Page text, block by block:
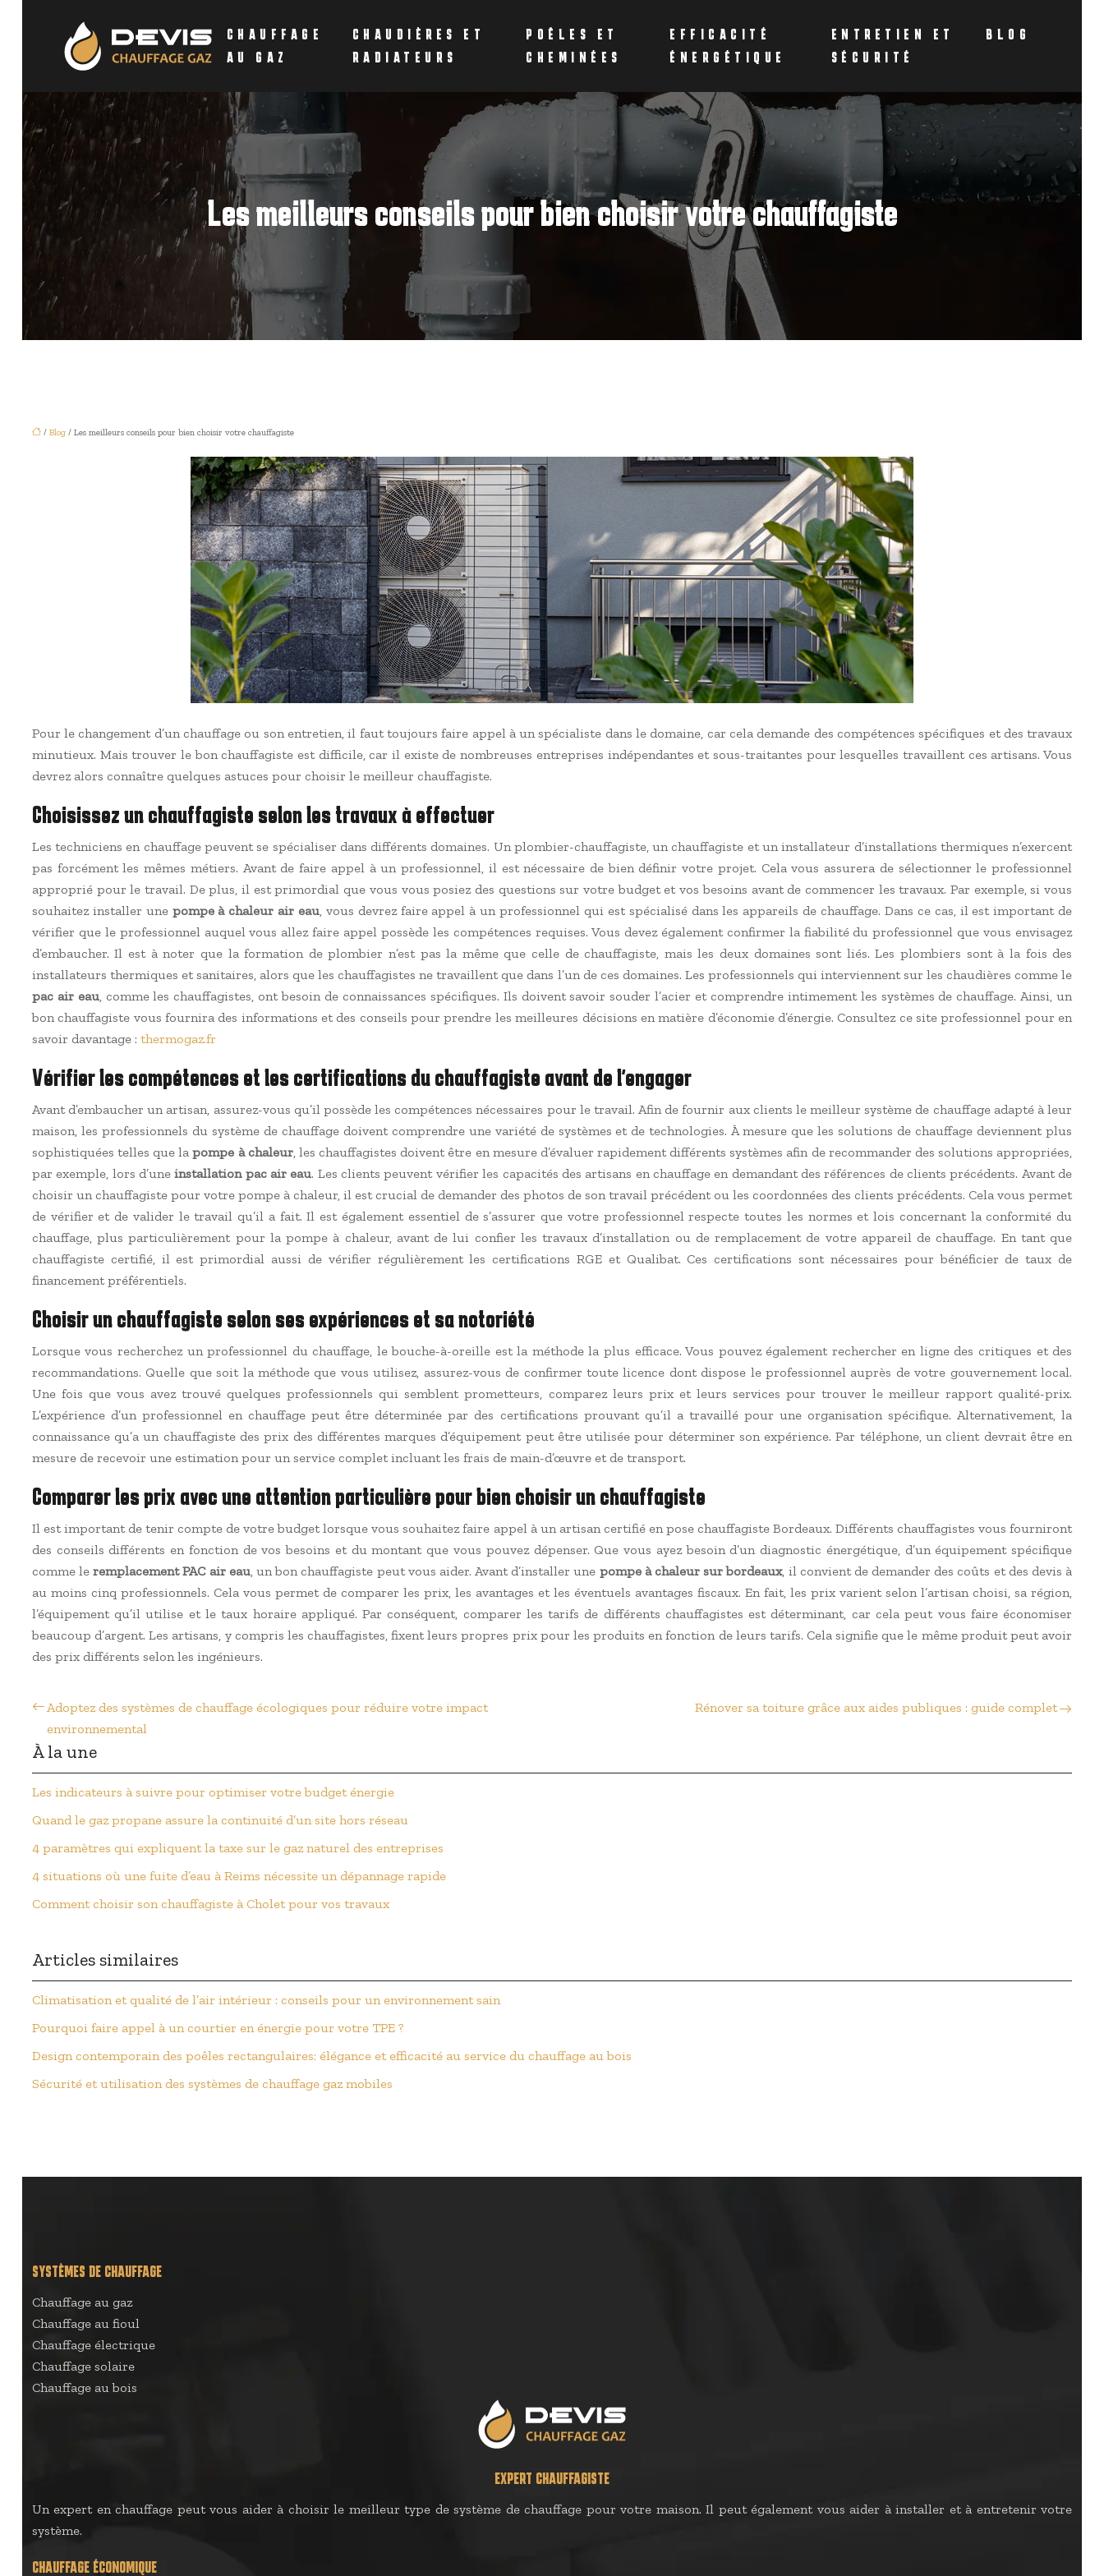
CHAUFFAGE
AU GAZ
CHAUDIÈRES ET
RADIATEURS
POÊLES ET
CHEMINÉES
EFFICACITÉ
ÉNERGÉTIQUE
ENTRETIEN ET
SÉCURITÉ
BLOG
Les meilleurs conseils pour bien choisir votre chauffagiste
/ Blog/ Les meilleurs conseils pour bien choisir votre chauffagiste
Pour le changement d’un chauffage ou son entretien, il faut toujours faire appel à un spécialiste dans le domaine, car cela demande des compétences spécifiques et des travaux
minutieux. Mais trouver le bon chauffagiste est difficile, car il existe de nombreuses entreprises indépendantes et sous-traitantes pour lesquelles travaillent ces artisans. Vous
devrez alors connaître quelques astuces pour choisir le meilleur chauffagiste.
Choisissez un chauffagiste selon les travaux à effectuer
Les techniciens en chauffage peuvent se spécialiser dans différents domaines. Un plombier-chauffagiste, un chauffagiste et un installateur d’installations thermiques n’exercent
pas forcément les mêmes métiers. Avant de faire appel à un professionnel, il est nécessaire de bien définir votre projet. Cela vous assurera de sélectionner le professionnel
approprié pour le travail. De plus, il est primordial que vous vous posiez des questions sur votre budget et vos besoins avant de commencer les travaux. Par exemple, si vous
souhaitez installer une pompe à chaleur air eau, vous devrez faire appel à un professionnel qui est spécialisé dans les appareils de chauffage. Dans ce cas, il est important de
vérifier que le professionnel auquel vous allez faire appel possède les compétences requises. Vous devez également confirmer la fiabilité du professionnel que vous envisagez
d’embaucher. Il est à noter que la formation de plombier n’est pas la même que celle de chauffagiste, mais les deux domaines sont liés. Les plombiers sont à la fois des
installateurs thermiques et sanitaires, alors que les chauffagistes ne travaillent que dans l’un de ces domaines. Les professionnels qui interviennent sur les chaudières comme le
pac air eau, comme les chauffagistes, ont besoin de connaissances spécifiques. Ils doivent savoir souder l’acier et comprendre intimement les systèmes de chauffage. Ainsi, un
bon chauffagiste vous fournira des informations et des conseils pour prendre les meilleures décisions en matière d’économie d’énergie. Consultez ce site professionnel pour en
savoir davantage : thermogaz.fr
Vérifier les compétences et les certifications du chauffagiste avant de l’engager
Avant d’embaucher un artisan, assurez-vous qu’il possède les compétences nécessaires pour le travail. Afin de fournir aux clients le meilleur système de chauffage adapté à leur
maison, les professionnels du système de chauffage doivent comprendre une variété de systèmes et de technologies. À mesure que les solutions de chauffage deviennent plus
sophistiquées telles que lapompe à chaleur, les chauffagistes doivent être en mesure d’évaluer rapidement différents systèmes afin de recommander des solutions appropriées,
par exemple, lors d’uneinstallation pac air eau. Les clients peuvent vérifier les capacités des artisans en chauffage en demandant des références de clients précédents. Avant de
choisir un chauffagiste pour votre pompe à chaleur, il est crucial de demander des photos de son travail précédent ou les coordonnées des clients précédents. Cela vous permet
de vérifier et de valider le travail qu’il a fait. Il est également essentiel de s’assurer que votre professionnel respecte toutes les normes et lois concernant la conformité du
chauffage, plus particulièrement pour la pompe à chaleur, avant de lui confier les travaux d’installation ou de remplacement de votre appareil de chauffage. En tant que
chauffagiste certifié, il est primordial aussi de vérifier régulièrement les certifications RGE et Qualibat. Ces certifications sont nécessaires pour bénéficier de taux de
financement préférentiels.
Choisir un chauffagiste selon ses expériences et sa notoriété
Lorsque vous recherchez un professionnel du chauffage, le bouche-à-oreille est la méthode la plus efficace. Vous pouvez également rechercher en ligne des critiques et des
recommandations. Quelle que soit la méthode que vous utilisez, assurez-vous de confirmer toute licence dont dispose le professionnel auprès de votre gouvernement local.
Une fois que vous avez trouvé quelques professionnels qui semblent prometteurs, comparez leurs prix et leurs services pour trouver le meilleur rapport qualité-prix.
L’expérience d’un professionnel en chauffage peut être déterminée par des certifications prouvant qu’il a travaillé pour une organisation spécifique. Alternativement, la
connaissance qu’a un chauffagiste des prix des différentes marques d’équipement peut être utilisée pour déterminer son expérience. Par téléphone, un client devrait être en
mesure de recevoir une estimation pour un service complet incluant les frais de main-d’œuvre et de transport.
Comparer les prix avec une attention particulière pour bien choisir un chauffagiste
Il est important de tenir compte de votre budget lorsque vous souhaitez faire appel à un artisan certifié en pose chauffagiste Bordeaux. Différents chauffagistes vous fourniront
des conseils différents en fonction de vos besoins et du montant que vous pouvez dépenser. Que vous ayez besoin d’un diagnostic énergétique, d’un équipement spécifique
comme leremplacement PAC air eau, un bon chauffagiste peut vous aider. Avant d’installer une pompe à chaleur sur bordeaux, il convient de demander des coûts et des devis à
au moins cinq professionnels. Cela vous permet de comparer les prix, les avantages et les éventuels avantages fiscaux. En fait, les prix varient selon l’artisan choisi, sa région,
l’équipement qu’il utilise et le taux horaire appliqué. Par conséquent, comparer les tarifs de différents chauffagistes est déterminant, car cela peut vous faire économiser
beaucoup d’argent. Les artisans, y compris les chauffagistes, fixent leurs propres prix pour les produits en fonction de leurs tarifs. Cela signifie que le même produit peut avoir
des prix différents selon les ingénieurs.
Adoptez des systèmes de chauffage écologiques pour réduire votre impact
environnemental
Rénover sa toiture grâce aux aides publiques : guide complet
À la une
Les indicateurs à suivre pour optimiser votre budget énergie
Quand le gaz propane assure la continuité d’un site hors réseau
4 paramètres qui expliquent la taxe sur le gaz naturel des entreprises
4 situations où une fuite d’eau à Reims nécessite un dépannage rapide
Comment choisir son chauffagiste à Cholet pour vos travaux
Articles similaires
Climatisation et qualité de l’air intérieur : conseils pour un environnement sain
Pourquoi faire appel à un courtier en énergie pour votre TPE ?
Design contemporain des poêles rectangulaires: élégance et efficacité au service du chauffage au bois
Sécurité et utilisation des systèmes de chauffage gaz mobiles
SYSTÈMES DE CHAUFFAGE
Chauffage au gaz
Chauffage au fioul
Chauffage électrique
Chauffage solaire
Chauffage au bois
EXPERT CHAUFFAGISTE
Un expert en chauffage peut vous aider à choisir le meilleur type de système de chauffage pour votre maison. Il peut également vous aider à installer et à entretenir votre
système.
CHAUFFAGE ÉCONOMIQUE